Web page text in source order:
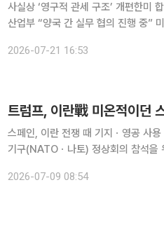
사실상 ‘영구적 관세 구조’ 개편한미
산업부 “양국 간 실무 협의 진행 중”
을 포함해 세계 각국의 관세 부담이
2026-07-21 16:53
스페인, 이란 전쟁 때 기지ㆍ영공 사용 불
기구(NATOㆍ나토) 정상회의 참석을
을 지원하지 않은 데다, NATO 방위
2026-07-09 08:54